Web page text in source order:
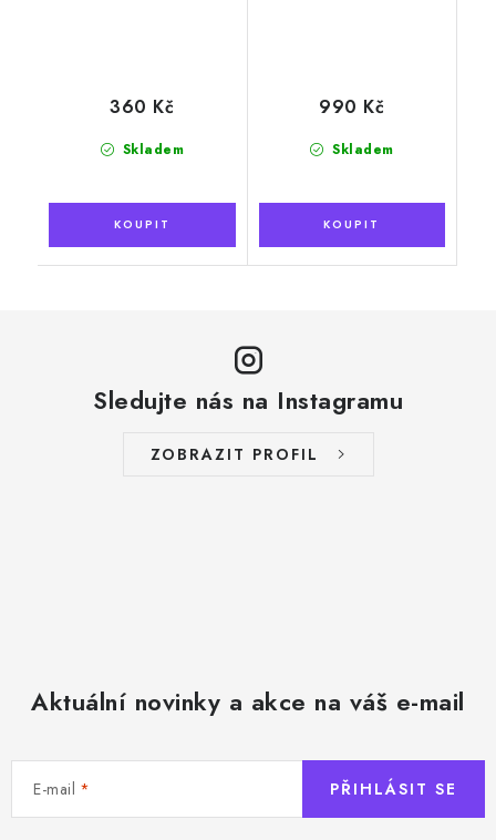
Skladem
360 Kč
Skladem
990 Kč
Sledujte nás na Instagramu
ZOBRAZIT PROFIL
Aktuální novinky a akce na váš e-mail
E-mail PŘIHLÁSIT SE